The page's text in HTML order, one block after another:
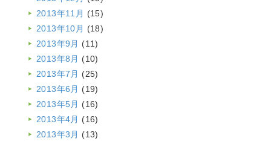
2013年11月 (15)
2013年10月 (18)
2013年9月 (11)
2013年8月 (10)
2013年7月 (25)
2013年6月 (19)
2013年5月 (16)
2013年4月 (16)
2013年3月 (13)